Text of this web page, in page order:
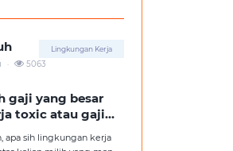
kakak-kakak semua,
Lingkungan Kerja
. 5063
gaji yang besar
toxic atau gaji
apa sih lingkungan kerja